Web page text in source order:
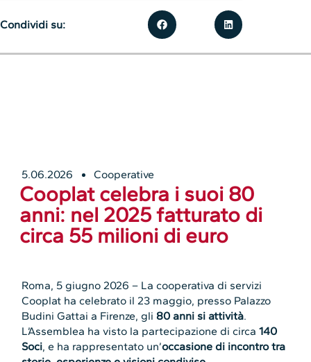
5.06.2026 Cooperative
Cooplat celebra i suoi 80
anni: nel 2025 fatturato di
circa 55 milioni di euro
Roma, 5 giugno 2026 – La cooperativa di servizi
Cooplat ha celebrato il 23 maggio, presso Palazzo
Budini Gattai a Firenze, gli80 anni si attività.
L’Assemblea ha visto la partecipazione di circa140
Soci, e ha rappresentato un’occasione di incontro tra
Condividi su: